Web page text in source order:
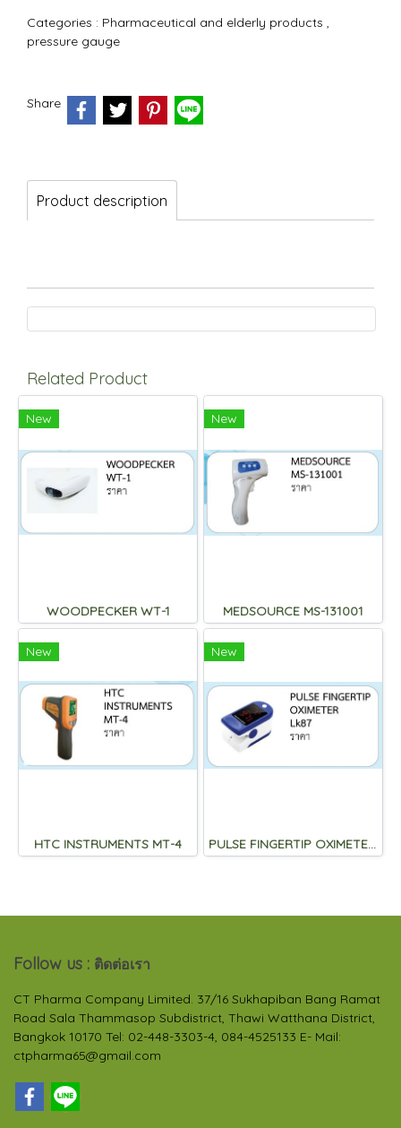
Categories : Pharmaceutical and elderly products ,
pressure gauge
Share
Product description
Related Product
New
WOODPECKER WT-1
New
MEDSOURCE MS-131001
New
HTC INSTRUMENTS MT-4
New
PULSE FINGERTIP OXIMETER Lk87
Follow us : ติดต่อเรา
CT Pharma Company Limited. 37/16 Sukhapiban Bang Ramat
Road Sala Thammasop Subdistrict, Thawi Watthana District,
Bangkok 10170 Tel: 02-448-3303-4, 084-4525133 E- Mail:
ctpharma65@gmail.com